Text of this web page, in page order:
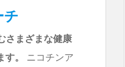
さまざまな健康
。
ニコチンア